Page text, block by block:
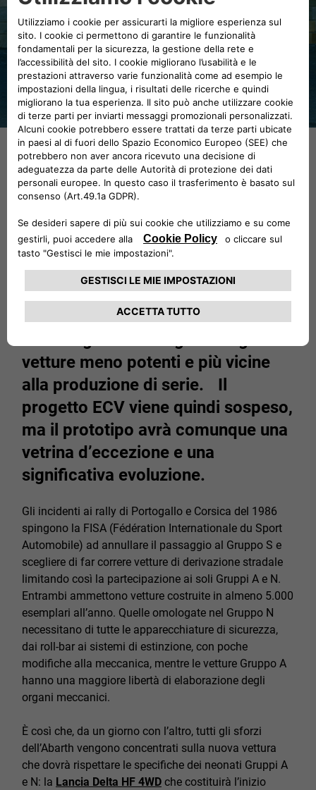
I tragici incidenti avvenuti nel corso
della stagione sportiva 1986
spingono la Federazione a non
attuare il passaggio dal Gruppo B al
Gruppo S. Invece, si decide di far
vetture meno potenti e più vicine
alla produzione di serie. Il
progetto ECV viene quindi sospeso,
ma il prototipo avrà comunque una
vetrina d’eccezione e una
significativa evoluzione.
Gli incidenti ai rally di Portogallo e Corsica del 1986
spingono la FISA (Fédération Internationale du Sport
Automobile) ad annullare il passaggio al Gruppo S e
scegliere di far correre vetture di derivazione stradale
limitando così la partecipazione ai soli Gruppi A e N.
Entrambi ammettono vetture costruite in almeno 5.000
esemplari all’anno. Quelle omologate nel Gruppo N
necessitano di tutte le apparecchiature di sicurezza,
dai roll-bar ai sistemi di estinzione, con poche
modifiche alla meccanica, mentre le vetture Gruppo A
hanno una maggiore libertà di elaborazione degli
organi meccanici.
È così che, da un giorno con l’altro, tutti gli sforzi
dell’Abarth vengono concentrati sulla nuova vettura
che dovrà rispettare le specifiche dei neonati Gruppi A
e N: la Lancia Delta HF 4WD che costituirà l’inizio